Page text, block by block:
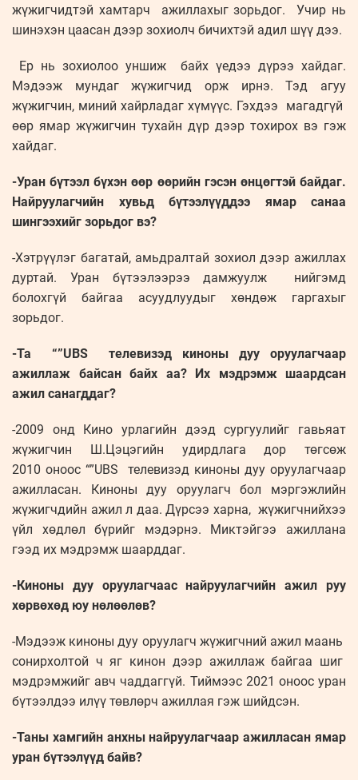
жүжигчидтэй хамтарч ажиллахыг зорьдог. Учир нь
шинэхэн цаасан дээр зохиолч бичихтэй адил шүү дээ.
Ер нь зохиолоо уншиж байх үедээ дүрээ хайдаг.
Мэдээж мундаг жүжигчид орж ирнэ. Тэд агуу
жүжигчин, миний хайрладаг хүмүүс. Гэхдээ магадгүй
өөр ямар жүжигчин тухайн дүр дээр тохирох вэ гэж
хайдаг.
-Уран бүтээл бүхэн өөр өөрийн гэсэн өнцөгтэй байдаг.
Найруулагчийн хувьд бүтээлүүддээ ямар санаа
шингээхийг зорьдог вэ?
-Хэтрүүлэг багатай, амьдралтай зохиол дээр ажиллах
дуртай. Уран бүтээлээрээ дамжуулж нийгэмд
болохгүй байгаа асуудлуудыг хөндөж гаргахыг
зорьдог.
-Та “”UBS телевизэд киноны дуу оруулагчаар
ажиллаж байсан байх аа? Их мэдрэмж шаардсан
ажил санагддаг?
-2009 онд Кино урлагийн дээд сургуулийг гавьяат
жүжигчин Ш.Цэцэгийн удирдлага дор төгсөж
2010 оноос “”UBS телевизэд киноны дуу оруулагчаар
ажилласан. Киноны дуу оруулагч бол мэргэжлийн
жүжигчдийн ажил л даа. Дүрсээ харна, жүжигчнийхээ
үйл хөдлөл бүрийг мэдэрнэ. Миктэйгээ ажиллана
гээд их мэдрэмж шаарддаг.
-Киноны дуу оруулагчаас найруулагчийн ажил руу
хөрвөхөд юу нөлөөлөв?
-Мэдээж киноны дуу оруулагч жүжигчний ажил маань
сонирхолтой ч яг кинон дээр ажиллаж байгаа шиг
мэдрэмжийг авч чаддаггүй. Тиймээс 2021 оноос уран
бүтээлдээ илүү төвлөрч ажиллая гэж шийдсэн.
-Таны хамгийн анхны найруулагчаар ажилласан ямар
уран бүтээлүүд байв?